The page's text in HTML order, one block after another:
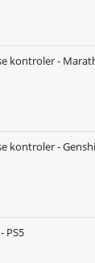
kontroler -
kontroler -
PS5